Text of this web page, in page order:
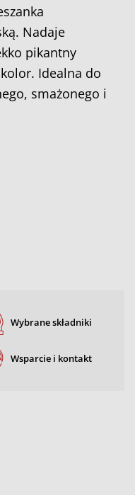
Nadaje
pikantny
Idealna do
smażonego i
Wybrane składniki
Wsparcie i kontakt